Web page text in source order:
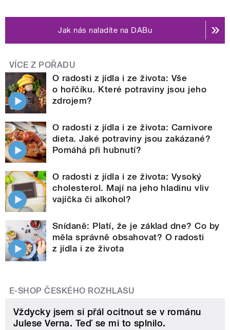
Jak nás naladíte na DABu
VÍCE Z POŘADU
O radosti z jídla i ze života: Vše
o hořčíku. Které potraviny jsou jeho
zdrojem?
O radosti z jídla i ze života: Carnivore
dieta. Jaké potraviny jsou zakázané?
Pomáhá při hubnutí?
O radosti z jídla i ze života: Vysoký
cholesterol. Mají na jeho hladinu vliv
vajíčka či alkohol?
Snídaně: Platí, že je základ dne? Co by
měla správně obsahovat? O radosti
z jídla i ze života
E-SHOP ČESKÉHO ROZHLASU
Vždycky jsem si přál ocitnout se v románu
Julese Verna. Teď se mi to splnilo.